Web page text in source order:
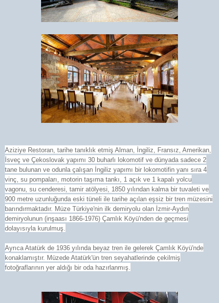
Aziziye Restoran, tarihe tanıklık etmiş Alman, İngiliz, Fransız, Amerikan,
İsveç ve Çekoslovak yapımı 30 buharlı lokomotif ve dünyada sadece 2
tane bulunan ve odunla çalışan İngiliz yapımı bir lokomotifin yanı sıra 4
vinç, su pompaları, motorin taşıma tankı, 1 açık ve 1 kapalı yolcu
vagonu, su cenderesi, tamir atölyesi, 1850 yılından kalma bir tuvaleti ve
900 metre uzunluğunda eski tüneli ile tarihe açılan eşsiz bir tren müzesini
barındırmaktadır. Müze Türkiye'nin ilk demiryolu olan İzmir-Aydın
demiryolunun (inşaası 1866-1976) Çamlık Köyü'nden de geçmesi
dolayısıyla kurulmuş.
Ayrıca Atatürk de 1936 yılında beyaz tren ile gelerek Çamlık Köyü'nde
konaklamıştır. Müzede Atatürk'ün tren seyahatlerinde çekilmiş
fotoğraflarının yer aldığı bir oda hazırlanmış.